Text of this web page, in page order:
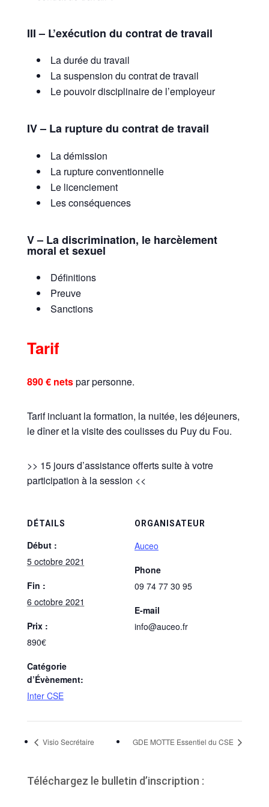
III – L’exécution du contrat de travail
La durée du travail
La suspension du contrat de travail
Le pouvoir disciplinaire de l’employeur
IV – La rupture du contrat de travail
La démission
La rupture conventionnelle
Le licenciement
Les conséquences
V – La discrimination, le harcèlement
moral et sexuel
Définitions
Preuve
Sanctions
Tarif
890 € netspar personne.
Tarif incluant la formation, la nuitée, les déjeuners,
le dîner et la visite des coulisses du Puy du Fou.
>> 15 jours d’assistance offerts suite à votre
participation à la session <<
DÉTAILS
Début :
5 octobre 2021
Fin :
6 octobre 2021
Prix :
890€
Catégorie
d’Évènement:
Inter CSE
ORGANISATEUR
Auceo
Phone
09 74 77 30 95
E-mail
info@auceo.fr
Visio Secrétaire GDE MOTTE Essentiel du CSE
Téléchargez le bulletin d’inscription :